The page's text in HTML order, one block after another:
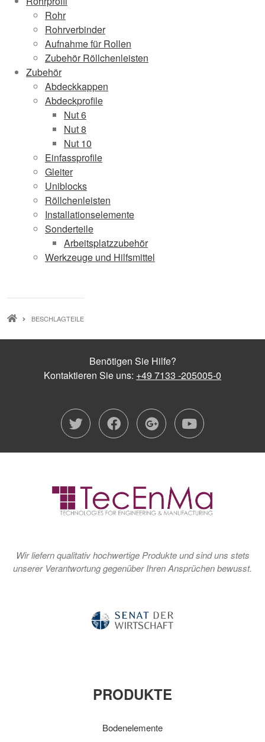
Rohr
Rohrverbinder
Aufnahme für Rollen
Zubehör Röllchenleisten
Zubehör
Abdeckkappen
Abdeckprofile
Nut 6
Nut 8
Nut 10
Einfassprofile
Gleiter
Uniblocks
Röllchenleisten
Installationselemente
Sonderteile
Arbeitsplatzzubehör
Werkzeuge und Hilfsmittel
PFADNAVIGATION
BESCHLAGTEILE
Benötigen Sie Hilfe?
Kontaktieren Sie uns: +49 7133 -205005-0
twitterfacebook
google-
Wir liefern qualitativ hochwertige Produkte und sind uns stets
unserer Verantwortung gegenüber Ihren Ansprüchen bewusst.
PRODUKTE
Bodenelemente